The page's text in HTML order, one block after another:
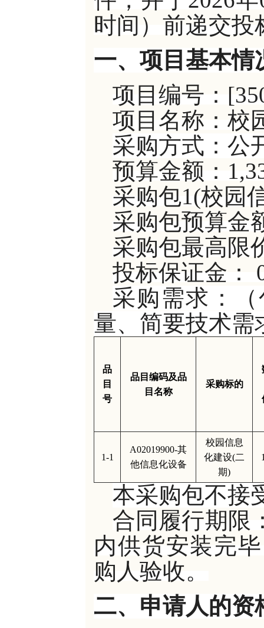
时间）前递交投
一、项目基本情
项目编号：
项目名称：校
采购方式：公
预算金额：
采购包1(校园
采购包预算金
采购包最高限
投标保证金：
采购需求：
量、简要技术需
品
目
号
品目编码及品
目名称
采购标的
1-1
A02019900-其
他信息化设备
校园信息
化建设(二
期)
本采购包不接
合同履行期限
内供货安装完
购人验收。
二、申请人的资